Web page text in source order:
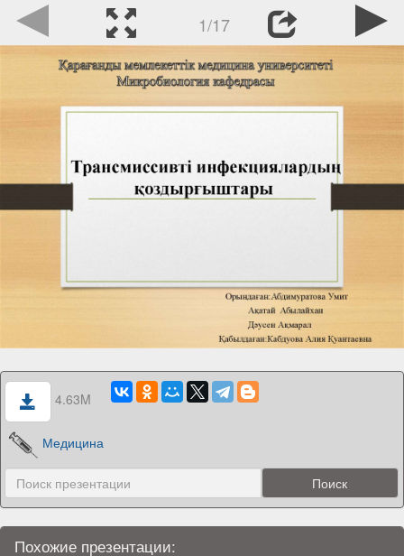
1/17
4.63M
Медицина
Похожие презентации: